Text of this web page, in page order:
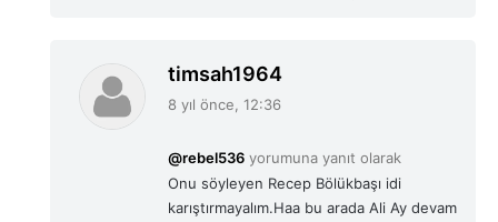
timsah1964
8 yıl önce, 12:36
@rebel536 yorumuna yanıt olarak
Onu söyleyen Recep Bölükbaşı idi
karıştırmayalım.Haa bu arada Ali Ay devam